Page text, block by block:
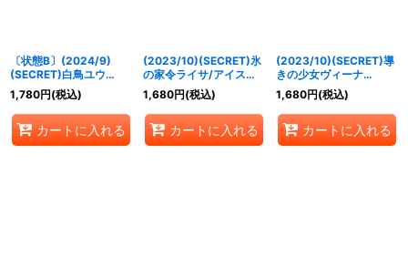
〔状態B〕(2024/9)
(SECRET)白鳥ユウ
(LM2024収録)【X-
SEC】{PX22-04}
《白》
1,780円(税込)
カートに入れる
(2023/10)(SECRET)氷
の家令ライサ/アイスパ
レス(BSC41収録)【転醒
R-SEC】{BS55-
040a/BS55-040b}
《白》
1,680円(税込)
カートに入れる
(2023/10)(SECRET)導
きの少女ヴィーナ
(BSC41収録)【X-
SEC】{BS52-X08}
《多》
1,680円(税込)
カートに入れる